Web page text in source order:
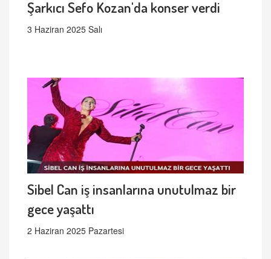
Şarkıcı Sefo Kozan'da konser verdi
3 Haziran 2025 Salı
Sibel Can iş insanlarına unutulmaz bir
gece yaşattı
2 Haziran 2025 Pazartesi